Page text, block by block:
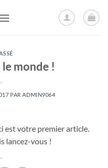
monde !
PAR ADMIN9064
est votre premier article.
lancez-vous !